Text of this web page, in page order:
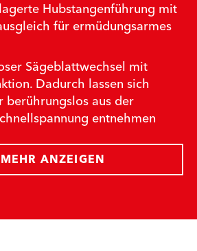
Hubstangenführung mit
für ermüdungsarmes
Sägeblattwechsel mit
Dadurch lassen sich
berührungslos aus der
entnehmen
MEHR ANZEIGEN